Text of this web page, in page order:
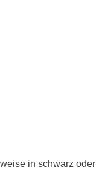
in schwarz oder